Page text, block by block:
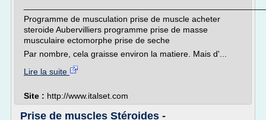
Programme de musculation prise de muscle acheter
steroide Aubervilliers programme prise de masse
musculaire ectomorphe prise de seche
Par nombre, cela graisse environ la matiere. Mais d'...
Lire la suite
Site : http://www.italset.com
Prise de muscles Stéroides -